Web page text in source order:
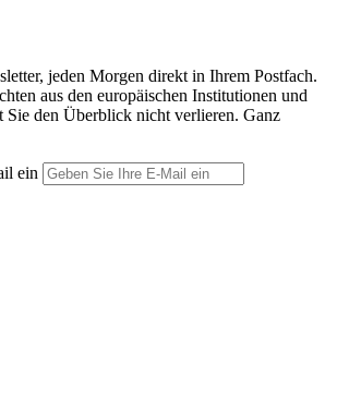
jeden Morgen direkt in Ihrem Postfach.
aus den europäischen Institutionen und
Sie den Überblick nicht verlieren. Ganz
ein